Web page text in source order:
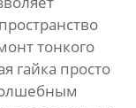
тонкого
гайка просто